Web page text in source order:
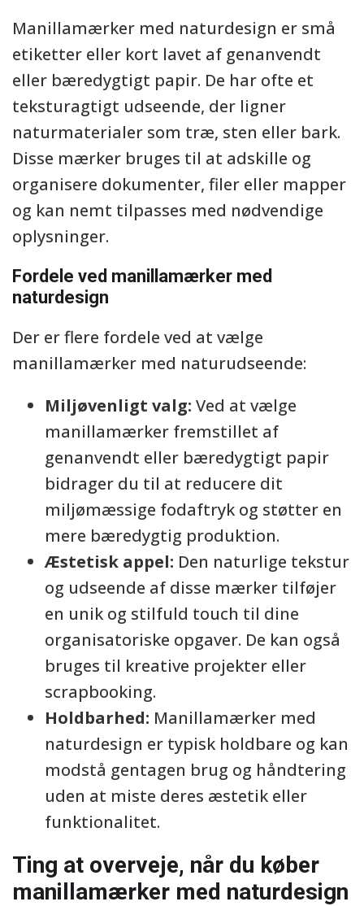
Manillamærker med naturdesign er små
etiketter eller kort lavet af genanvendt
eller bæredygtigt papir. De har ofte et
teksturagtigt udseende, der ligner
naturmaterialer som træ, sten eller bark.
Disse mærker bruges til at adskille og
organisere dokumenter, filer eller mapper
og kan nemt tilpasses med nødvendige
oplysninger.
Fordele ved manillamærker med
naturdesign
Der er flere fordele ved at vælge
manillamærker med naturudseende:
Miljøvenligt valg: Ved at vælge
manillamærker fremstillet af
genanvendt eller bæredygtigt papir
bidrager du til at reducere dit
miljømæssige fodaftryk og støtter en
mere bæredygtig produktion.
Æstetisk appel: Den naturlige tekstur
og udseende af disse mærker tilføjer
en unik og stilfuld touch til dine
organisatoriske opgaver. De kan også
bruges til kreative projekter eller
scrapbooking.
Holdbarhed: Manillamærker med
naturdesign er typisk holdbare og kan
modstå gentagen brug og håndtering
uden at miste deres æstetik eller
funktionalitet.
Ting at overveje, når du køber
manillamærker med naturdesign